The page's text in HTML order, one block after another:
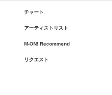
チャート
アーティストリスト
M-ON! Recommend
リクエスト